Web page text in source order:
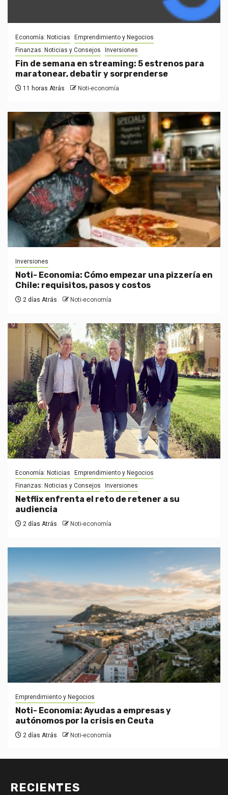
Economía: Noticias
Emprendimiento y Negocios
Finanzas: Noticias y Consejos
Inversiones
Fin de semana en streaming: 5 estrenos para
maratonear, debatir y sorprenderse
11 horas Atrás Noti-economía
Inversiones
Noti- Economia: Cómo empezar una pizzería en
Chile: requisitos, pasos y costos
2 días Atrás Noti-economía
Economía: Noticias
Emprendimiento y Negocios
Finanzas: Noticias y Consejos
Inversiones
Netflix enfrenta el reto de retener a su
audiencia
2 días Atrás Noti-economía
Emprendimiento y Negocios
Noti- Economia: Ayudas a empresas y
autónomos por la crisis en Ceuta
2 días Atrás Noti-economía
RECIENTES